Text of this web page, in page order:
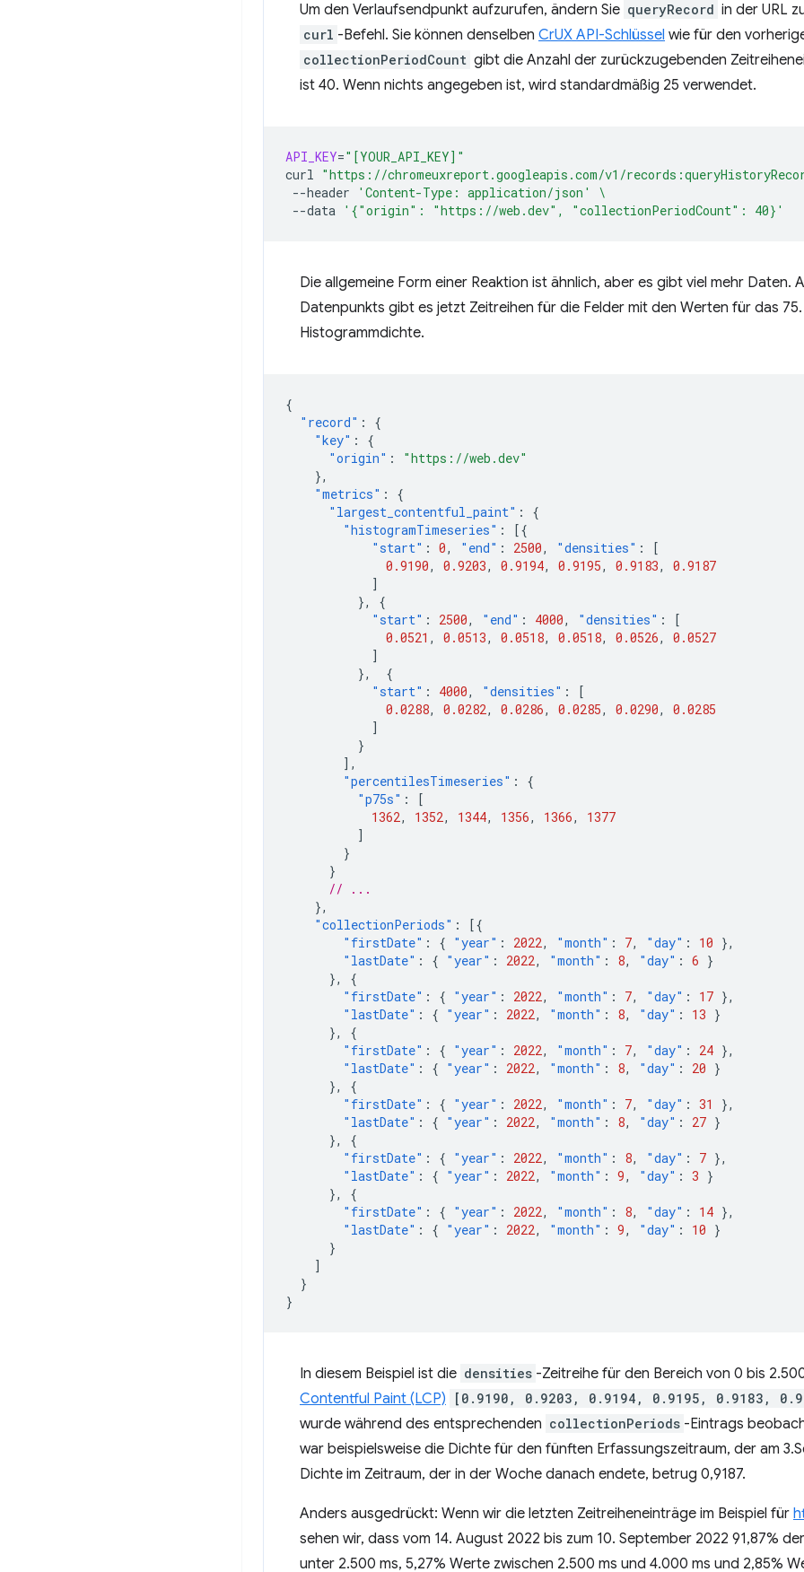
Um den Verlaufsendpunkt aufzurufen, ändern Sie queryRecord in der URL
curl -Befehl. Sie können denselben CrUX API-Schlüssel wie für den
collectionPeriodCount gibt die Anzahl der zurückzugebenden
ist 40. Wenn nichts angegeben ist, wird standardmäßig 25 verwendet.
API_KEY="[YOUR_API_KEY]"
curl "https://chromeuxreport.googleapis.com/v1/
--header
'Content-Type: application/json'
\
--data '{"origin": "https://web.dev", "collectionPeriodCount": 40}'
Die allgemeine Form einer Reaktion ist ähnlich, aber es gibt viel mehr Daten.
Datenpunkts gibt es jetzt Zeitreihen für die Felder mit den Werten für das 75.
Histogrammdichte.
{
"record" :
{
"key" :
{
"origin" :
"https://web.dev"
},
"metrics" :
{
"largest_contentful_paint" :
{
"histogramTimeseries" :
[{
"start" : 0, "end" : 2500, "densities" :
[
0.9190, 0.9203, 0.9194, 0.9195, 0.9183,
0.9187
]
},
{
"start" : 2500, "end" : 4000, "densities" :
[
0.0521 , 0.0513, 0.0518, 0.0518, 0.0526,
0.0527
]
},
{
"start" : 4000, "densities" :
[
0.0288, 0.0282, 0.0286, 0.0285, 0.0290,
0.0285
]
}
],
"percentilesTimeseries" :
{
"p75s" :
[
1362, 1352, 1344, 1356, 1366,
1377
]
}
}
// ...
},
"collectionPeriods" :
[{
"firstDate" : { "year" : 2022, "month" : 7, "day" : 10 },
"lastDate" : { "year" : 2022, "month" : 8, "day" : 6 }
},
{
"firstDate" : { "year" : 2022, "month" : 7, "day" : 17 },
"lastDate" : { "year" : 2022, "month" : 8, "day" : 13 }
},
{
"firstDate" : { "year" : 2022, "month" : 7, "day" : 24 },
"lastDate" : { "year" : 2022, "month" : 8, "day" : 20 }
},
{
"firstDate" : { "year" : 2022, "month" : 7, "day" : 31
},
"lastDate" : { "year" : 2022, "month" : 8, "day" : 27 }
},
{
"firstDate" : { "year" : 2022, "month" : 8, "day" : 7 },
"lastDate" : { "year" : 2022, "month" : 9, "day" : 3 }
},
{
"firstDate" : { "year" : 2022, "month" : 8, "day" : 14 },
"lastDate" : { "year" : 2022, "month" : 9, "day" : 10 }
}
]
}
}
In diesem Beispiel ist die densities -Zeitreihe für den Bereich von 0 bis
Contentful Paint (LCP)
[0.9190, 0.9203, 0.9194, 0.9195, 0.9183,
wurde während des entsprechenden collectionPeriods -Eintrags
war beispielsweise die Dichte für den fünften Erfassungszeitraum, der am
Dichte im Zeitraum, der in der Woche danach endete, betrug 0,9187.
Anders ausgedrückt: Wenn wir die letzten Zeitreiheneinträge im Beispiel für
sehen wir, dass vom 14. August 2022 bis zum 10. September 2022 91,87%
unter 2.500 ms, 5,27% Werte zwischen 2.500 ms und 4.000 ms und 2,85%